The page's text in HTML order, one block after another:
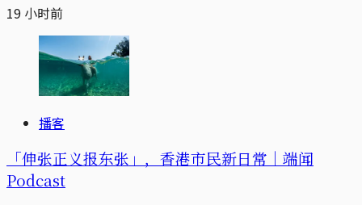
19 小时前
播客
「伸张正义报东张」，香港市民新日常｜端闻
Podcast